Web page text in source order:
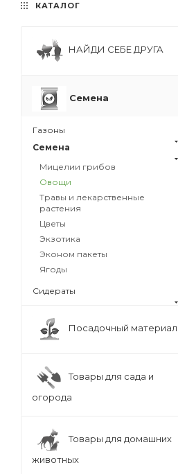
КАТАЛОГ
НАЙДИ СЕБЕ ДРУГА
Семена
Газоны
Семена
Мицелии грибов
Овощи
Травы и лекарственные
растения
Цветы
Экзотика
Эконом пакеты
Ягоды
Сидераты
Посадочный материал
Товары для сада и
огорода
Товары для домашних
животных